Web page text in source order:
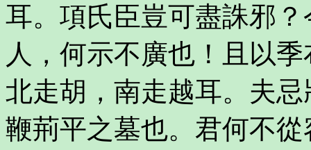
耳。項氏臣豈可盡誅邪
人，何示不廣也！且以
北走胡，南走越耳。夫
鞭荊平之墓也。君何不